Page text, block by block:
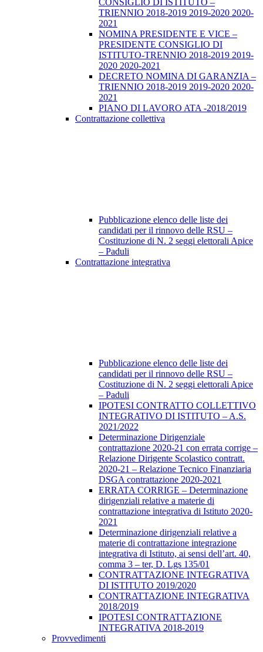
CONSIGLIO DI ISTITUTO –
TRIENNIO 2018-2019 2019-2020 2020-
2021
NOMINA PRESIDENTE E VICE –
PRESIDENTE CONSIGLIO DI
ISTITUTO-TRENNIO 2018-2019 2019-
2020 2020-2021
DECRETO NOMINA DI GARANZIA –
TRIENNIO 2018-2019 2019-2020 2020-
2021
PIANO DI LAVORO ATA -2018/2019
Contrattazione collettiva
Pubblicazione elenco delle liste dei
candidati per il rinnovo delle RSU –
Costituzione di N. 2 seggi elettorali Apice
– Paduli
Contrattazione integrativa
Pubblicazione elenco delle liste dei
candidati per il rinnovo delle RSU –
Costituzione di N. 2 seggi elettorali Apice
– Paduli
IPOTESI CONTRATTO COLLETTIVO
INTEGRATIVO DI ISTITUTO – A.S.
2021/2022
Determinazione Dirigenziale
contrattazione 2020-21 con errata corrige –
Relazione Dirigente Scolastico contratt.
2020-21 – Relazione Tecnico Finanziaria
DSGA contrattazione 2020-2021
ERRATA CORRIGE – Determinazione
dirigenziali relative a materie di
contrattazione integrativa di Istituto 2020-
2021
Determinazione dirigenziali relative a
materie di contrattazione integrazione
integrativa di Istituto, ai sensi dell’art. 40,
comma 3 – ter, D. Lgs 135/01
CONTRATTAZIONE INTEGRATIVA
DI ISTITUTO 2019/2020
CONTRATTAZIONE INTEGRATIVA
2018/2019
IPOTESI CONTRATTAZIONE
INTEGRATIVA 2018-2019
Provvedimenti